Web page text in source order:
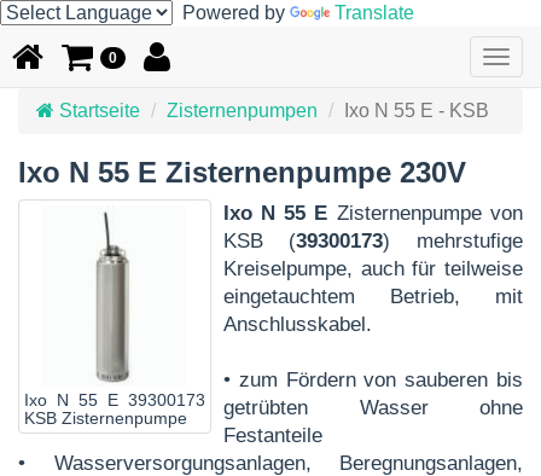
Powered by Translate
0
Startseite Zisternenpumpen Ixo N 55 E - KSB
Ixo N 55 E Zisternenpumpe 230V
Ixo N 55 E 39300173
KSB Zisternenpumpe
Ixo N 55 E Zisternenpumpe von
KSB (39300173) mehrstufige
Kreiselpumpe, auch für teilweise
eingetauchtem Betrieb, mit
Anschlusskabel.
• zum Fördern von sauberen bis
getrübten Wasser ohne
Festanteile
• Wasserversorgungsanlagen, Beregnungsanlagen,